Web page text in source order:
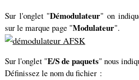
Sur l'onglet "Démodulateur" on
sur le marque page "Modulateur".
Sur l'onglet "E/S de paquets" nous
Définissez le nom du fichier :